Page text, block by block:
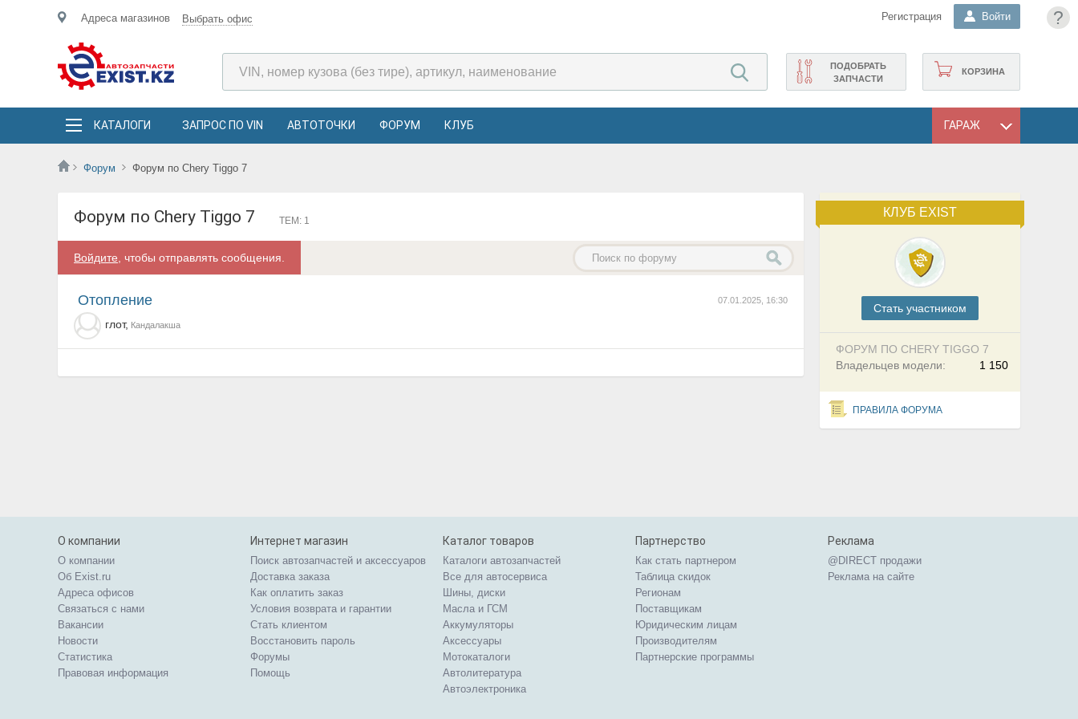
?
Адреса магазинов Выбрать офис Регистрация Войти
КОРЗИНА
ПОДОБРАТЬ
ЗАПЧАСТИ
КАТАЛОГИ ЗАПРОС ПО VIN АВТОТОЧКИ ФОРУМ КЛУБ ГАРАЖ
Форум Форум по Chery Tiggo 7
КЛУБ EXIST
Cтать участником
ФОРУМ ПО CHERY TIGGO 7
1 150
Владельцев модели:
ПРАВИЛА ФОРУМА
Форум по Chery Tiggo 7 ТЕМ: 1
Войдите , чтобы отправлять сообщения.
07.01.2025, 16:30
Отопление
глот, Кандалакша
О компании
О компании
Об Exist.ru
Адреса офисов
Связаться с нами
Вакансии
Новости
Статистика
Правовая информация
Интернет магазин
Поиск автозапчастей и аксессуаров
Доставка заказа
Как оплатить заказ
Условия возврата и гарантии
Стать клиентом
Восстановить пароль
Форумы
Помощь
Каталог товаров
Каталоги автозапчастей
Все для автосервиса
Шины, диски
Масла и ГСМ
Аккумуляторы
Аксессуары
Мотокаталоги
Автолитература
Автоэлектроника
Партнерство
Как стать партнером
Таблица скидок
Регионам
Поставщикам
Юридическим лицам
Производителям
Партнерские программы
Реклама
@DIRECT продажи
Реклама на сайте